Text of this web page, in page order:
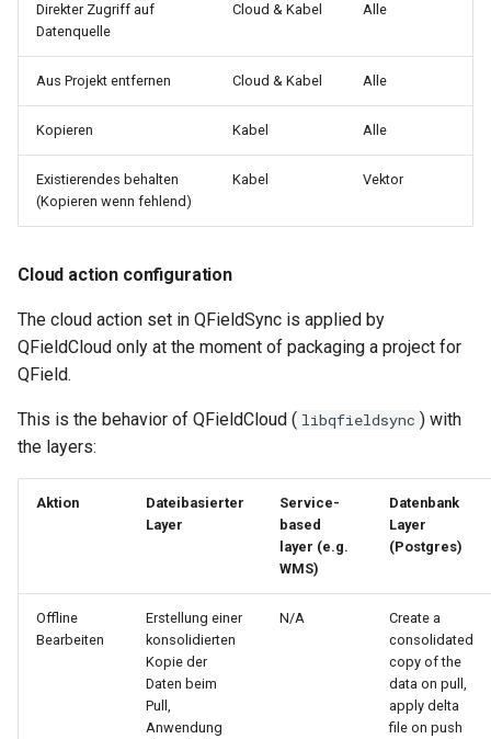
Direkter Zugriff auf
Datenquelle
Cloud & Kabel Alle
Aus Projekt entfernen Cloud & Kabel Alle
Kopieren Kabel Alle
Existierendes behalten
(Kopieren wenn fehlend)
Kabel Vektor
Cloud action configuration
The cloud action set in QFieldSync is applied by
QFieldCloud only at the moment of packaging a project for
QField.
This is the behavior of QFieldCloud ( libqfieldsync ) with
the layers:
Aktion
Dateibasierter
Layer
Service-
based
layer (e.g.
WMS)
Datenbank
Layer
(Postgres)
Offline
Bearbeiten
Erstellung einer
konsolidierten
Kopie der
Daten beim
Pull,
Anwendung
N/A
Create a
consolidated
copy of the
data on pull,
apply delta
file on push